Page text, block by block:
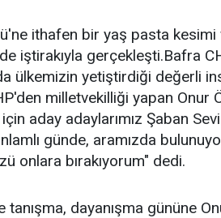
ithafen bir yaş pasta
iştirakıyla gerçekleşti.Bafra
ülkemizin yetiştirdiği değerli
milletvekilliği yapan Onur
aday adaylarımız Şaban
günde, aramızda
onlara bırakıyorum" dedi.
dayanışma gününe